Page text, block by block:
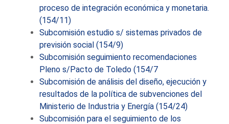
proceso de integración económica y monetaria.
(154/11)
Subcomisión estudio s/ sistemas privados de
previsión social (154/9)
Subcomisión seguimiento recomendaciones
Pleno s/Pacto de Toledo (154/7
Subcomisión de análisis del diseño, ejecución y
resultados de la política de subvenciones del
Ministerio de Industria y Energía (154/24)
Subcomisión para el seguimiento de los